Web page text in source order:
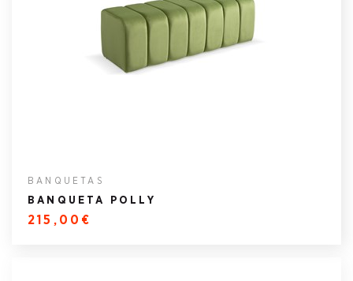
BANQUETAS
BANQUETA POLLY
215,00€